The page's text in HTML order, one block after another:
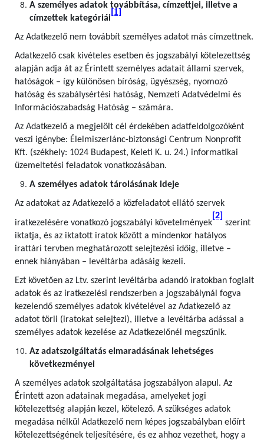
A személyes adatok továbbítása, címzettjei, illetve a
címzettek kategóriái
[1]
Az Adatkezelő nem továbbít személyes adatot más címzettnek.
Adatkezelő csak kivételes esetben és jogszabályi kötelezettség
alapján adja át az Érintett személyes adatait állami szervek,
hatóságok – így különösen bíróság, ügyészség, nyomozó
hatóság és szabálysértési hatóság, Nemzeti Adatvédelmi és
Információszabadság Hatóság – számára.
Az Adatkezelő a megjelölt cél érdekében adatfeldolgozóként
veszi igénybe: Élelmiszerlánc-biztonsági Centrum Nonprofit
Kft. (székhely: 1024 Budapest, Keleti K. u. 24.) informatikai
üzemeltetési feladatok vonatkozásában.
A személyes adatok tárolásának ideje
Az adatokat az Adatkezelő a közfeladatot ellátó szervek
iratkezelésére vonatkozó jogszabályi követelmények
[2]
szerint
iktatja, és az iktatott iratok között a mindenkor hatályos
irattári tervben meghatározott selejtezési időig, illetve –
ennek hiányában – levéltárba adásáig kezeli.
Ezt követően az Ltv. szerint levéltárba adandó iratokban foglalt
adatok és az iratkezelési rendszerben a jogszabálynál fogva
kezelendő személyes adatok kivételével az Adatkezelő az
adatot törli (iratokat selejtezi), illetve a levéltárba adással a
személyes adatok kezelése az Adatkezelőnél megszűnik.
Az adatszolgáltatás elmaradásának lehetséges
következményei
A személyes adatok szolgáltatása jogszabályon alapul. Az
Érintett azon adatainak megadása, amelyeket jogi
kötelezettség alapján kezel, kötelező. A szükséges adatok
megadása nélkül Adatkezelő nem képes jogszabályban előírt
kötelezettségének teljesítésére, és ez ahhoz vezethet, hogy a